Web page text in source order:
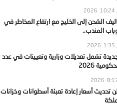
10:24
الشحن إلى الخليج مع ارتفاع المخاطر في
المندب..
1:35
تشمل تعديلات وزارية وتعيينات في عدد
2026
تحديث أسعار إعادة تعبئة أسطوانات وخزانات